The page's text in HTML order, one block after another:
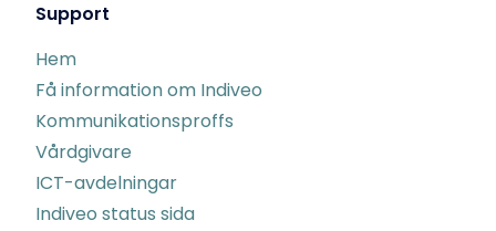
Support
Hem
Få information om Indiveo
Kommunikationsproffs
Vårdgivare
ICT-avdelningar
Indiveo status sida